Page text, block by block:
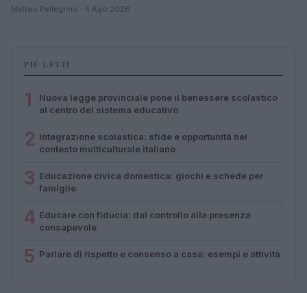
Matteo Pellegrino · 4 Ago 2026
PIÙ LETTI
1
Nuova legge provinciale pone il benessere scolastico
al centro del sistema educativo
2 Integrazione scolastica: sfide e opportunità nel
contesto multiculturale italiano
3 Educazione civica domestica: giochi e schede per
famiglie
4 Educare con fiducia: dal controllo alla presenza
consapevole
5 Parlare di rispetto e consenso a casa: esempi e attività